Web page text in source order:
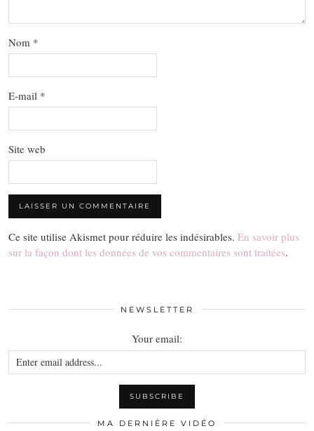
Nom *
E-mail *
Site web
Ce site utilise Akismet pour réduire les indésirables. En savoir plus
sur la façon dont les données de vos commentaires sont traitées.
NEWSLETTER
Your email:
MA DERNIÈRE VIDÉO